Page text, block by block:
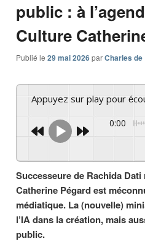
public : à
Culture
Publié le 29 mai 2026parCharles de
Appuyez sur play pour
0:00
Successeure de Rachida
Catherine Pégard est
médiatique. La (nouvelle)
l’IA dans la création, mais
public.